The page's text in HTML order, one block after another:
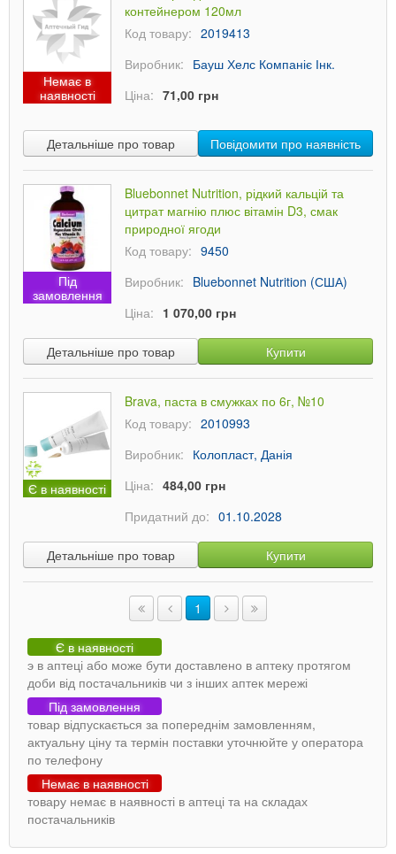
Немає в
наявності
контейнером 120мл
Код товару: 2019413
Виробник: Бауш Хелс Компаніє Інк.
Ціна: 71,00 грн
Детальніше про товар Повідомити про наявність
Під
замовлення
Bluebonnet Nutrition, рідкий кальцій та
цитрат магнію плюс вітамін D3, смак
природної ягоди
Код товару: 9450
Виробник: Bluebonnet Nutrition (США)
Ціна: 1 070,00 грн
Детальніше про товар Купити
Є в наявності
Brava, паста в смужках по 6г, №10
Код товару: 2010993
Виробник: Колопласт, Данія
Ціна: 484,00 грн
Придатний до: 01.10.2028
Детальніше про товар Купити
1
Є в наявності
э в аптеці або може бути доставлено в аптеку протягом
доби від постачальників чи з інших аптек мережі
Під замовлення
товар відпускається за попереднім замовленням,
актуальну ціну та термін поставки уточнюйте у оператора
по телефону
Немає в наявності
товару немає в наявності в аптеці та на складах
постачальників